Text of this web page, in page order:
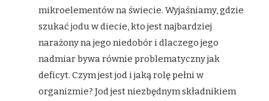
znaczenie
dla
tarczycy
mikroelementów na świecie. Wyjaśniamy, gdzie
szukać jodu w diecie, kto jest najbardziej
narażony na jego niedobór i dlaczego jego
nadmiar bywa równie problematyczny jak
deficyt. Czym jest jod i jaką rolę pełni w
organizmie? Jod jest niezbędnym składnikiem